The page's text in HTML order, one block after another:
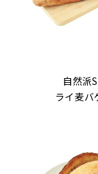
自然派
ライ麦バ